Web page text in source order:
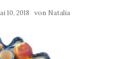
10, 2018 von Natalia